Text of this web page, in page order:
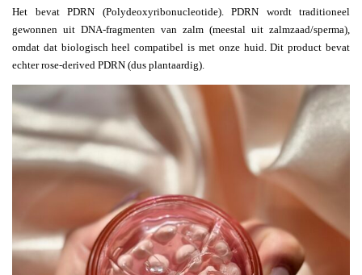
Het bevat PDRN (Polydeoxyribonucleotide). PDRN wordt traditioneel
gewonnen uit DNA-fragmenten van zalm (meestal uit zalmzaad/sperma),
omdat dat biologisch heel compatibel is met onze huid. Dit product bevat
echter rose-derived PDRN (dus plantaardig).